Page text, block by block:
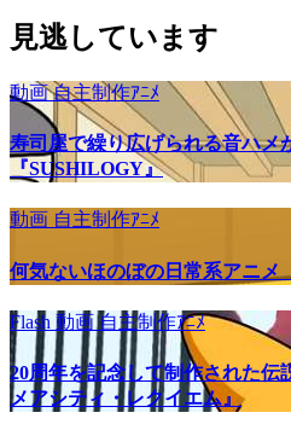
見逃しています
動画自主制作ｱﾆﾒ
寿司屋で繰り広げられる音ハメ
『SUSHILOGY』
動画 自主制作ｱﾆﾒ
何気ないほのぼの日常系アニメ
Flash 動画自主制作ｱﾆﾒ
20周年を記念して制作された
メアシティ・レクイエム』